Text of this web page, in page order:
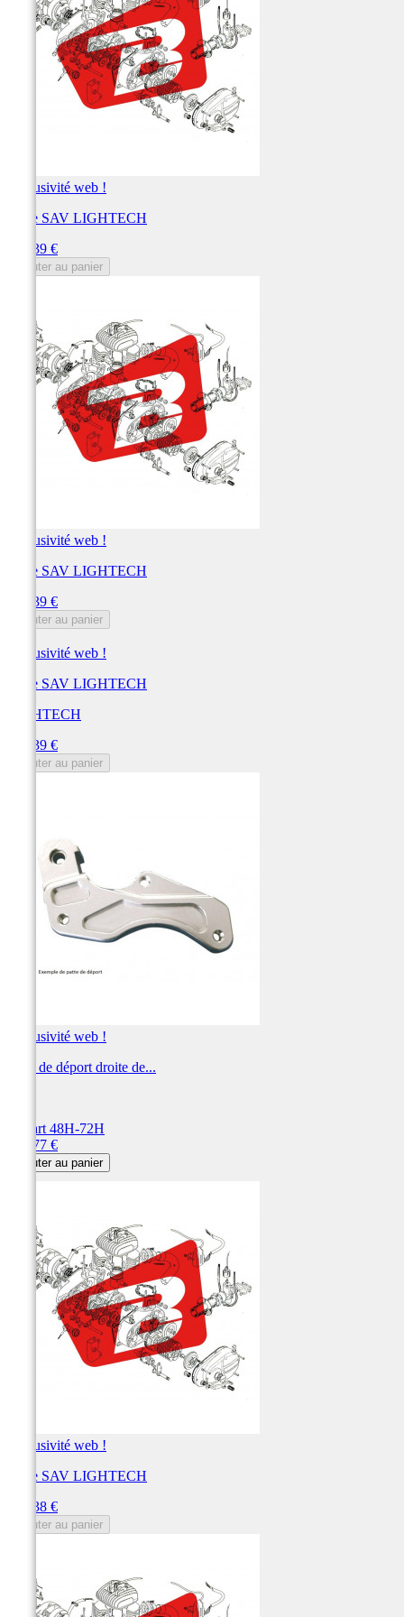
Exclusivité web !
Pièce SAV LIGHTECH
148,39 €
Ajouter au panier
Exclusivité web !
Pièce SAV LIGHTECH
148,39 €
Ajouter au panier
Exclusivité web !
Pièce SAV LIGHTECH
LIGHTECH
148,39 €
Ajouter au panier
Exclusivité web !
Patte de déport droite de...
Départ 48H-72H
146,77 €
Ajouter au panier
Exclusivité web !
Pièce SAV LIGHTECH
137,38 €
Ajouter au panier